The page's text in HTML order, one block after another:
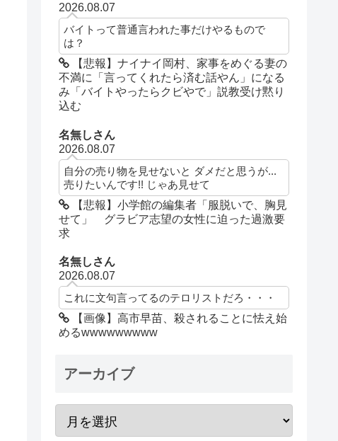
2026.08.07
バイトって普通言われた事だけやるもので
は？
【悲報】ナイナイ岡村、家事をめぐる妻の
不満に「言ってくれたら済む話やん」になる
み「バイトやったらクビやで」説教受け黙り
込む
名無しさん
2026.08.07
自分の売り物を見せないと ダメだと思うが...
売りたいんです!! じゃあ見せて
【悲報】小学館の編集者「服脱いで、胸見
せて」 グラビア志望の女性に迫った過激要
求
名無しさん
2026.08.07
これに文句言ってるのテロリストだろ・・・
【画像】高市早苗、殺されることに怯え始
めるwwwwwwwww
アーカイブ